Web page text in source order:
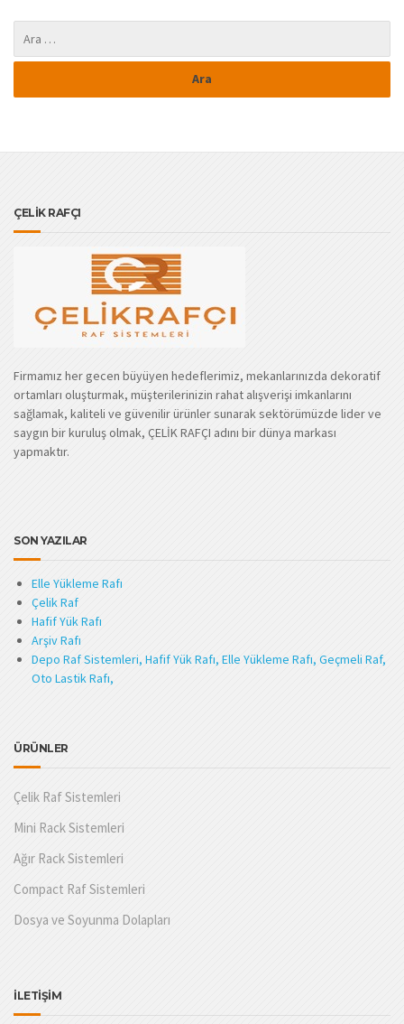
ÇELİK RAFÇI
Firmamız her gecen büyüyen hedeflerimiz, mekanlarınızda dekoratif
ortamları oluşturmak, müşterilerinizin rahat alışverişi imkanlarını
sağlamak, kaliteli ve güvenilir ürünler sunarak sektörümüzde lider ve
saygın bir kuruluş olmak, ÇELİK RAFÇI adını bir dünya markası
yapmaktır.
SON YAZILAR
Elle Yükleme Rafı
Çelik Raf
Hafif Yük Rafı
Arşiv Rafı
Depo Raf Sistemleri, Hafif Yük Rafı, Elle Yükleme Rafı, Geçmeli Raf,
Oto Lastik Rafı,
ÜRÜNLER
Çelik Raf Sistemleri
Mini Rack Sistemleri
Ağır Rack Sistemleri
Compact Raf Sistemleri
Dosya ve Soyunma Dolapları
İLETİŞİM